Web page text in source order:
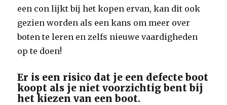
een con lijkt bij het kopen ervan, kan dit ook
gezien worden als een kans om meer over
boten te leren en zelfs nieuwe vaardigheden
op te doen!
Er is een risico dat je een defecte boot
koopt als je niet voorzichtig bent bij
het kiezen van een boot.